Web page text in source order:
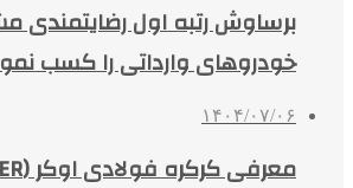
برساوش رتبه اول رضایتمندی
خودروهای وارداتی را کسب
۱۴۰۴/۰۷/۰۶